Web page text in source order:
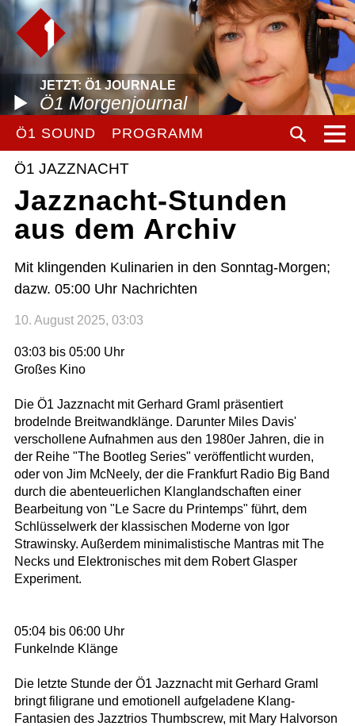
JETZT: Ö1 JOURNALE
Ö1 Morgenjournal
Ö1 SOUND PROGRAMM
Ö1 JAZZNACHT
Jazznacht-Stunden
aus dem Archiv
Mit klingenden Kulinarien in den Sonntag-Morgen;
dazw. 05:00 Uhr Nachrichten
10. August 2025, 03:03
03:03 bis 05:00 Uhr
Großes Kino
Die Ö1 Jazznacht mit Gerhard Graml präsentiert
brodelnde Breitwandklänge. Darunter Miles Davis'
verschollene Aufnahmen aus den 1980er Jahren, die in
der Reihe "The Bootleg Series" veröffentlicht wurden,
oder von Jim McNeely, der die Frankfurt Radio Big Band
durch die abenteuerlichen Klanglandschaften einer
Bearbeitung von "Le Sacre du Printemps" führt, dem
Schlüsselwerk der klassischen Moderne von Igor
Strawinsky. Außerdem minimalistische Mantras mit The
Necks und Elektronisches mit dem Robert Glasper
Experiment.
05:04 bis 06:00 Uhr
Funkelnde Klänge
Die letzte Stunde der Ö1 Jazznacht mit Gerhard Graml
bringt filigrane und emotionell aufgeladene Klang-
Fantasien des Jazztrios Thumbscrew, mit Mary Halvorson